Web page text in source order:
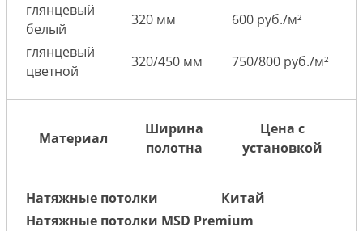
глянцевый
белый
320 мм
600 руб./м²
глянцевый
цветной
320/450 мм 750/800 руб./м²
Материал
Ширина
полотна
Цена с
установкой
Натяжные потолки
Китай
Натяжные потолки MSD Premium